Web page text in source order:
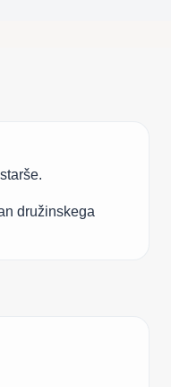
družinskega